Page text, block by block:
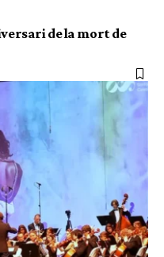
de la mort de